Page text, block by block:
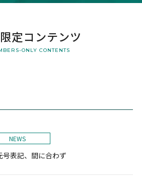
定コンテンツ
ONLY CONTENTS
NEWS
表記、間に合わず